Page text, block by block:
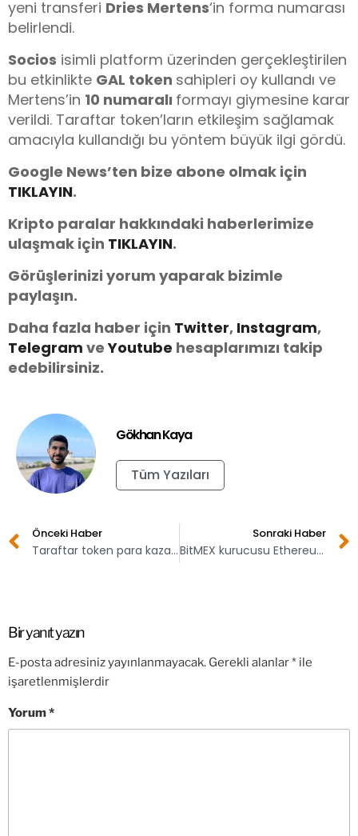
yeni transferi Dries Mertens‘in forma numarası
belirlendi.
Socios isimli platform üzerinden gerçekleştirilen
bu etkinlikte GAL token sahipleri oy kullandı ve
Mertens’in 10 numaralı formayı giymesine karar
verildi. Taraftar token’ların etkileşim sağlamak
amacıyla kullandığı bu yöntem büyük ilgi gördü.
Google News’ten bize abone olmak için
TIKLAYIN.
Kripto paralar hakkındaki haberlerimize
ulaşmak için TIKLAYIN.
Görüşlerinizi yorum yaparak bizimle
paylaşın.
Daha fazla haber için Twitter, Instagram,
Telegram veYoutube hesaplarımızı takip
edebilirsiniz.
Gökhan Kaya
Tüm Yazıları
Önceki Haber
Taraftar token para kazandırır mı?
Sonraki Haber
BitMEX kurucusu Ethereum açıklaması yaptı: Boğayı Ethereum getirebilir
Bir yanıt yazın
E-posta adresiniz yayınlanmayacak. Gerekli alanlar* ile
işaretlenmişlerdir
Yorum*